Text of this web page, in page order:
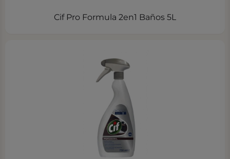
Cif Pro Formula 2en1 Baños 5L